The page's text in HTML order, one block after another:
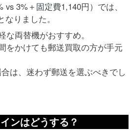
3%＋固定費1,140円）では、
りました。
な両替機がおすすめ。
をかけても郵送買取の方が手元
は、迷わず郵送を選ぶべきでし
ンはどうする？